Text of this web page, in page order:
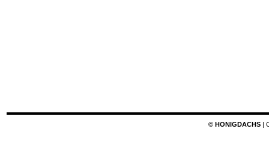
© HONIGDACHS |